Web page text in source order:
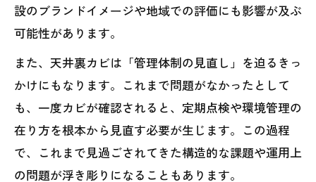
設のブランドイメージや地域での評価にも影響が及ぶ
可能性があります。
また、天井裏カビは「管理体制の見直し」を迫るきっ
かけにもなります。これまで問題がなかったとして
も、一度カビが確認されると、定期点検や環境管理の
在り方を根本から見直す必要が生じます。この過程
で、これまで見過ごされてきた構造的な課題や運用上
の問題が浮き彫りになることもあります。